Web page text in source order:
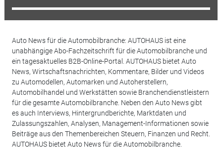
Auto News für die Automobilbranche: AUTOHAUS ist eine
unabhängige Abo-Fachzeitschrift für die Automobilbranche und
ein tagesaktuelles B2B-Online-Portal. AUTOHAUS bietet Auto
News, Wirtschaftsnachrichten, Kommentare, Bilder und Videos
zu Automodellen, Automarken und Autoherstellern,
Automobilhandel und Werkstätten sowie Branchendienstleistern
für die gesamte Automobilbranche. Neben den Auto News gibt
es auch Interviews, Hintergrundberichte, Marktdaten und
Zulassungszahlen, Analysen, Management-Informationen sowie
Beiträge aus den Themenbereichen Steuern, Finanzen und Recht.
AUTOHAUS bietet Auto News für die Automobilbranche.